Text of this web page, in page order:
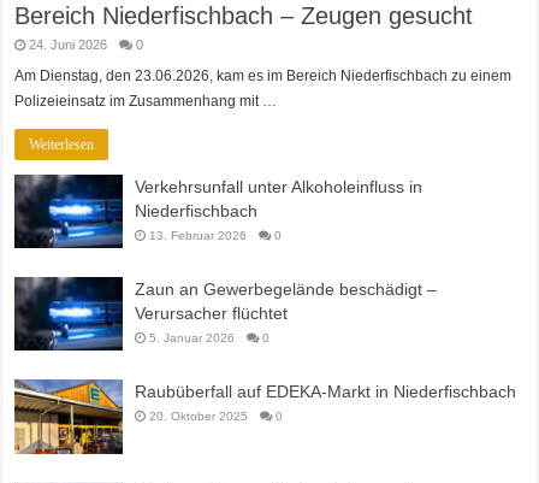
Bereich Niederfischbach – Zeugen gesucht
24. Juni 2026 0
Am Dienstag, den 23.06.2026, kam es im Bereich Niederfischbach zu einem
Polizeieinsatz im Zusammenhang mit …
Weiterlesen
Verkehrsunfall unter Alkoholeinfluss in
Niederfischbach
13. Februar 2026 0
Zaun an Gewerbegelände beschädigt –
Verursacher flüchtet
5. Januar 2026 0
Raubüberfall auf EDEKA-Markt in Niederfischbach
20. Oktober 2025 0